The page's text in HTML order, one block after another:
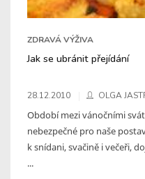
ZDRAVÁ VÝŽIVA
Jak se ubránit přejídání
28.12.2010 OLGA
Období mezi vánočními
nebezpečné pro naše
k snídani, svačině i večeři,
...